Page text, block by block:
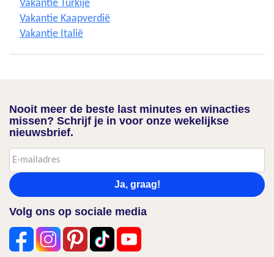
Vakantie Turkije
Vakantie Kaapverdië
Vakantie Italië
Nooit meer de beste last minutes en winacties
missen? Schrijf je in voor onze wekelijkse
nieuwsbrief.
Ja, graag!
Volg ons op sociale media